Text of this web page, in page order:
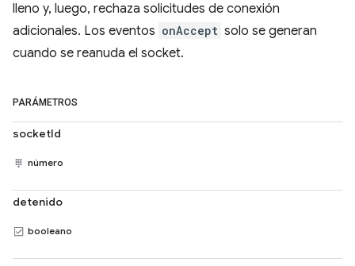
lleno y, luego, rechaza solicitudes de conexión
adicionales. Los eventos onAccept solo se generan
cuando se reanuda el socket.
PARÁMETROS
socketId
número
detenido
booleano